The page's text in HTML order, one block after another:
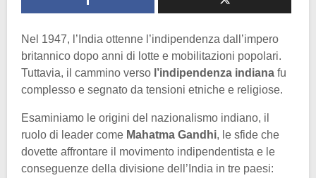
Nel 1947, l’India ottenne l’indipendenza dall’impero
britannico dopo anni di lotte e mobilitazioni popolari.
Tuttavia, il cammino verso l’indipendenza indiana fu
complesso e segnato da tensioni etniche e religiose.
Esaminiamo le origini del nazionalismo indiano, il
ruolo di leader come Mahatma Gandhi, le sfide che
dovette affrontare il movimento indipendentista e le
conseguenze della divisione dell’India in tre paesi: